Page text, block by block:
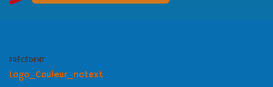
PRÉCÉDENT
Logo_Couleur_notext